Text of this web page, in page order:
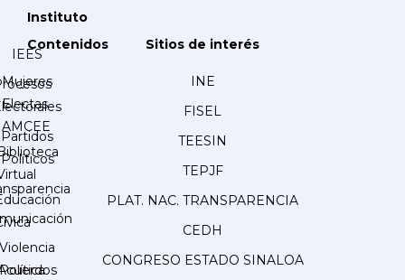
Instituto
IEES
Partidos
Políticos
Contenidos
Mujeres
Electas
AMCEE
Violencia
Política
Sitios de interés
INE
FISEL
TEESIN
TEPJF
PLAT. NAC. TRANSPARENCIA
CEDH
CONGRESO ESTADO SINALOA